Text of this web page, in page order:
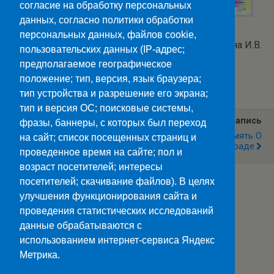
Текст и фото: Еремина И.В.
Категории:Новости
Предыдущая Запись
Концерт Шамана
Следующая Запись
Конкурс В Память О
Сталинграде
Наверх
Мобильн.
согласие на обработку персональных
данных, согласно политики обработки
персональных данных, файлов cookie,
пользовательских данных (IP-адрес;
предполагаемое географическое
положение; тип, версия, язык браузера;
тип устройства и разрешение его экрана;
тип и версия ОС; поисковые системы,
фразы, баннеры, с которых был переход
на сайт; список посещенных страниц и
проведенное время на сайте; пол и
возраст посетителей; интересы
посетителей; скачивание файлов). В целях
улучшения функционирования сайта и
проведения статистических исследований
данные обрабатываются с
использованием интернет-сервиса Яндекс
Метрика.